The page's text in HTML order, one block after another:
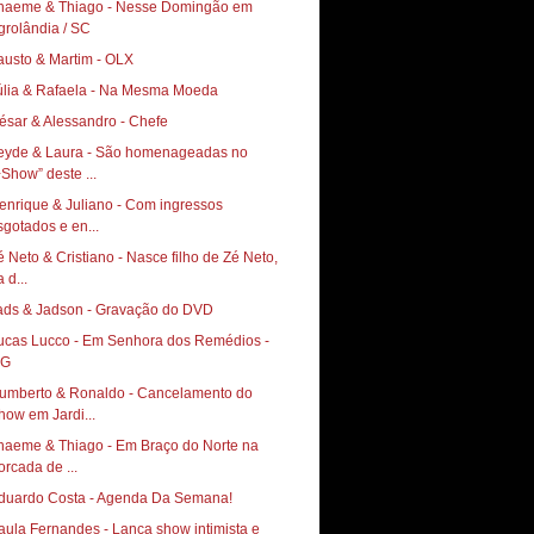
& Thiago - Nesse Domingão em
/ SC
& Martim - OLX
& Rafaela - Na Mesma Moeda
& Alessandro - Chefe
& Laura - São homenageadas no
deste ...
& Juliano - Com ingressos
e en...
Neto & Cristiano - Nasce filho de Zé Neto,
d...
& Jadson - Gravação do DVD
Lucco - Em Senhora dos Remédios -
& Ronaldo - Cancelamento do
em Jardi...
& Thiago - Em Braço do Norte na
de ...
Costa - Agenda Da Semana!
Fernandes - Lança show intimista e